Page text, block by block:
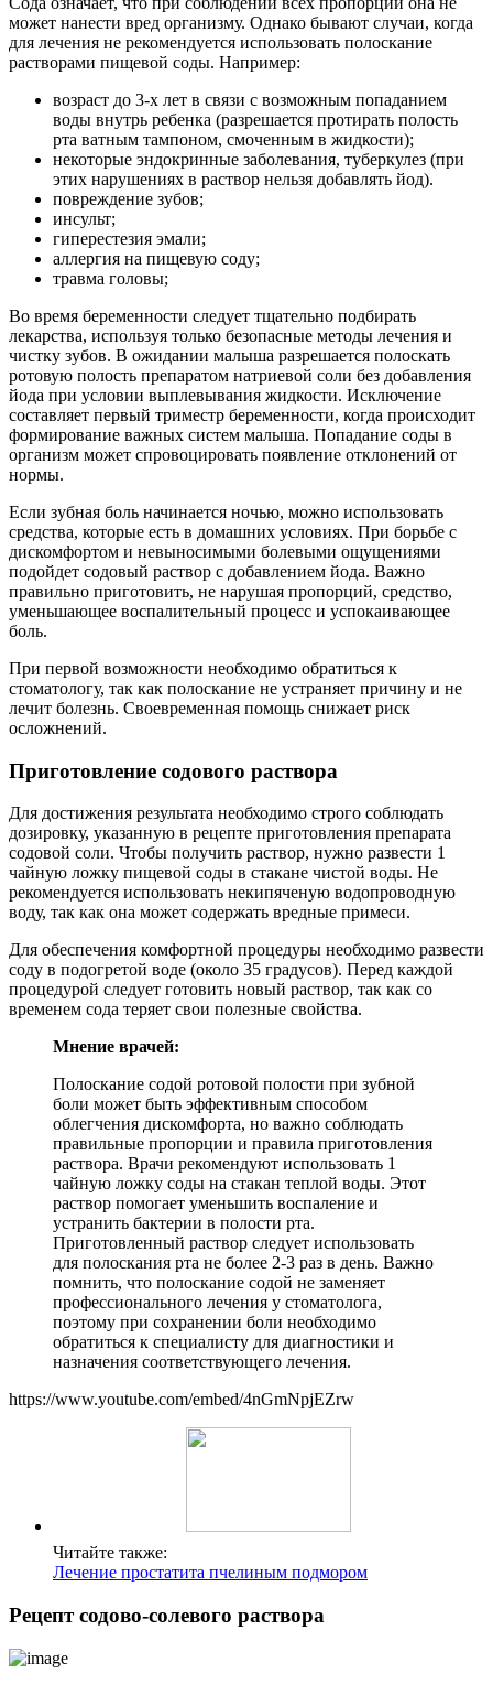
может нанести вред организму. Однако бывают случаи, когда
для лечения не рекомендуется использовать полоскание
растворами пищевой соды. Например:
возраст до 3-х лет в связи с возможным попаданием
воды внутрь ребенка (разрешается протирать полость
рта ватным тампоном, смоченным в жидкости);
некоторые эндокринные заболевания, туберкулез (при
этих нарушениях в раствор нельзя добавлять йод).
повреждение зубов;
инсульт;
гиперестезия эмали;
аллергия на пищевую соду;
травма головы;
Во время беременности следует тщательно подбирать
лекарства, используя только безопасные методы лечения и
чистку зубов. В ожидании малыша разрешается полоскать
ротовую полость препаратом натриевой соли без добавления
йода при условии выплевывания жидкости. Исключение
составляет первый триместр беременности, когда происходит
формирование важных систем малыша. Попадание соды в
организм может спровоцировать появление отклонений от
нормы.
Если зубная боль начинается ночью, можно использовать
средства, которые есть в домашних условиях. При борьбе с
дискомфортом и невыносимыми болевыми ощущениями
подойдет содовый раствор с добавлением йода. Важно
правильно приготовить, не нарушая пропорций, средство,
уменьшающее воспалительный процесс и успокаивающее
боль.
При первой возможности необходимо обратиться к
стоматологу, так как полоскание не устраняет причину и не
лечит болезнь. Своевременная помощь снижает риск
осложнений.
Приготовление содового раствора
Для достижения результата необходимо строго соблюдать
дозировку, указанную в рецепте приготовления препарата
содовой соли. Чтобы получить раствор, нужно развести 1
чайную ложку пищевой соды в стакане чистой воды. Не
рекомендуется использовать некипяченую водопроводную
воду, так как она может содержать вредные примеси.
Для обеспечения комфортной процедуры необходимо развести
соду в подогретой воде (около 35 градусов). Перед каждой
процедурой следует готовить новый раствор, так как со
временем сода теряет свои полезные свойства.
Мнение врачей:
Полоскание содой ротовой полости при зубной
боли может быть эффективным способом
облегчения дискомфорта, но важно соблюдать
правильные пропорции и правила приготовления
раствора. Врачи рекомендуют использовать 1
чайную ложку соды на стакан теплой воды. Этот
раствор помогает уменьшить воспаление и
устранить бактерии в полости рта.
Приготовленный раствор следует использовать
для полоскания рта не более 2-3 раз в день. Важно
помнить, что полоскание содой не заменяет
профессионального лечения у стоматолога,
поэтому при сохранении боли необходимо
обратиться к специалисту для диагностики и
назначения соответствующего лечения.
https://www.youtube.com/embed/4nGmNpjEZrw
Читайте также:
Лечение простатита пчелиным подмором
Рецепт содово-солевого раствора